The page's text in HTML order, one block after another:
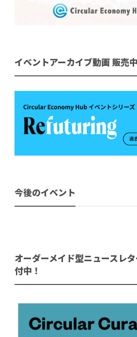
イベントアーカイブ動画 販売中
今後のイベント
オーダーメイド型ニュースレ
付中！